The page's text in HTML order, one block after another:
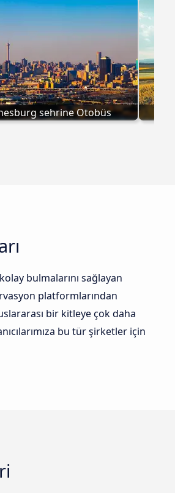
sehrine Otobüs
bulmalarını sağlayan
platformlarından
bir kitleye çok daha
bu tür şirketler için